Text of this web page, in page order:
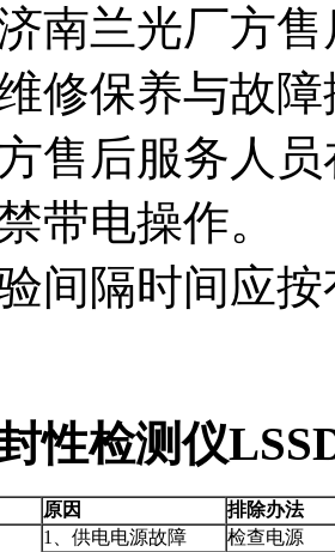
济南兰光厂方
修保养与故
售后服务人
带电操作。
间隔时间应
性检测仪
原因 排除办法
1、供电电源故障
检查电源